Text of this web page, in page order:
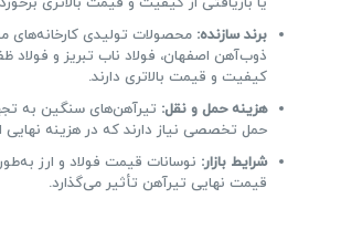
برند سازنده: محصولات تولیدی کارخانه‌های
ذوب‌آهن اصفهان، فولاد ناب تبریز و فولاد
کیفیت و قیمت بالاتری دارند.
هزینه حمل و نقل: تیرآهن‌های سنگین به
حمل تخصصی نیاز دارند که در هزینه نهایی
شرایط بازار: نوسانات قیمت فولاد و ارز
قیمت نهایی تیرآهن تأثیر می‌گذارد.